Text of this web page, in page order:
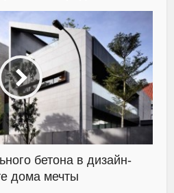
бетона в дизайн-
дома мечты